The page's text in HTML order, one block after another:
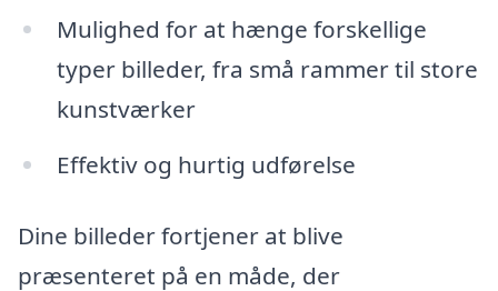
Mulighed for at hænge forskellige
typer billeder, fra små rammer til store
kunstværker
Effektiv og hurtig udførelse
Dine billeder fortjener at blive
præsenteret på en måde, der